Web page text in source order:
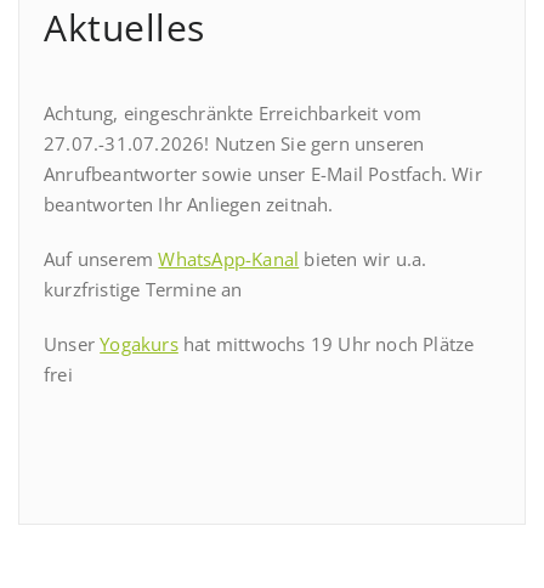
Aktuelles
Achtung, eingeschränkte Erreichbarkeit vom
27.07.-31.07.2026! Nutzen Sie gern unseren
Anrufbeantworter sowie unser E-Mail Postfach. Wir
beantworten Ihr Anliegen zeitnah.
Auf unseremWhatsApp-Kanal bieten wir u.a.
kurzfristige Termine an
UnserYogakurshat mittwochs 19 Uhr noch Plätze
frei